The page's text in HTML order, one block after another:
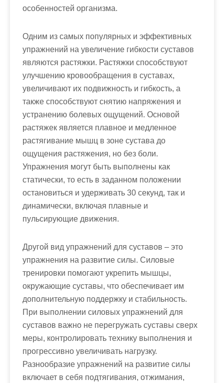
особенностей организма.
Одним из самых популярных и эффективных
упражнений на увеличение гибкости суставов
являются растяжки. Растяжки способствуют
улучшению кровообращения в суставах,
увеличивают их подвижность и гибкость, а
также способствуют снятию напряжения и
устранению болевых ощущений. Основой
растяжек является плавное и медленное
растягивание мышц в зоне сустава до
ощущения растяжения, но без боли.
Упражнения могут быть выполнены как
статически, то есть в заданном положении
остановиться и удерживать 30 секунд, так и
динамически, включая плавные и
пульсирующие движения.
Другой вид упражнений для суставов – это
упражнения на развитие силы. Силовые
тренировки помогают укрепить мышцы,
окружающие суставы, что обеспечивает им
дополнительную поддержку и стабильность.
При выполнении силовых упражнений для
суставов важно не перегружать суставы сверх
меры, контролировать технику выполнения и
прогрессивно увеличивать нагрузку.
Разнообразие упражнений на развитие силы
включает в себя подтягивания, отжимания,